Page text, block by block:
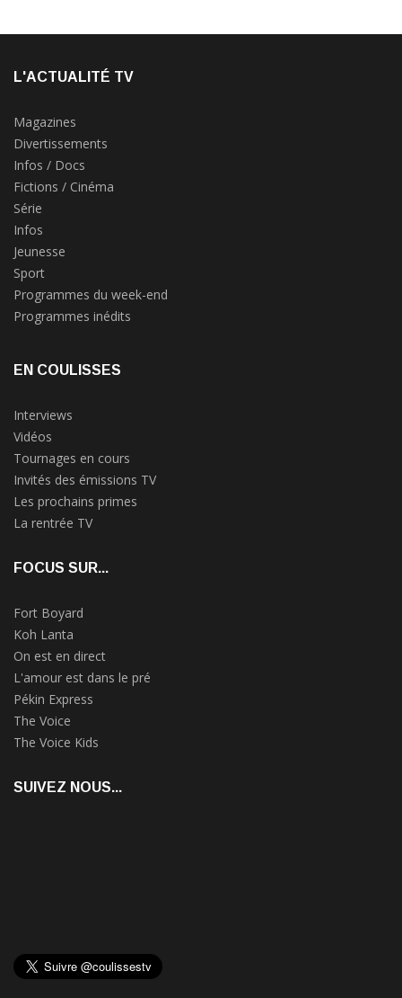
L'ACTUALITÉ TV
Magazines
Divertissements
Infos / Docs
Fictions / Cinéma
Série
Infos
Jeunesse
Sport
Programmes du week-end
Programmes inédits
EN COULISSES
Interviews
Vidéos
Tournages en cours
Invités des émissions TV
Les prochains primes
La rentrée TV
FOCUS SUR...
Fort Boyard
Koh Lanta
On est en direct
L'amour est dans le pré
Pékin Express
The Voice
The Voice Kids
SUIVEZ NOUS...